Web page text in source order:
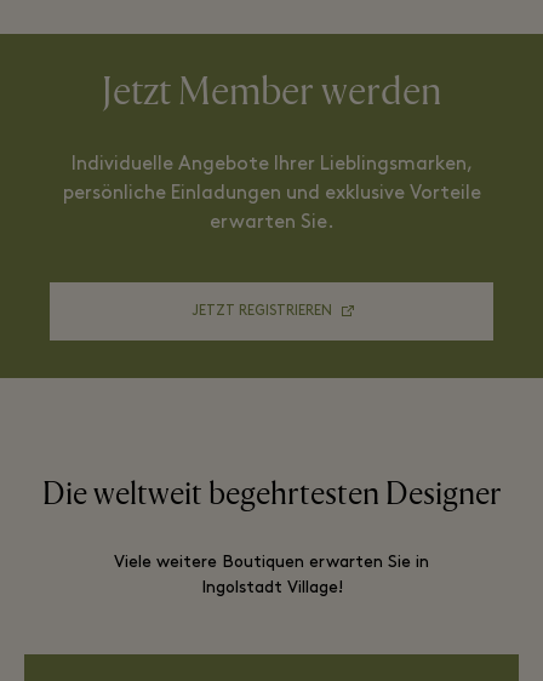
Jetzt Member werden
Individuelle Angebote Ihrer Lieblingsmarken,
persönliche Einladungen und exklusive Vorteile
erwarten Sie.
JETZT REGISTRIEREN
Die weltweit begehrtesten Designer
Viele weitere Boutiquen erwarten Sie in
Ingolstadt Village!